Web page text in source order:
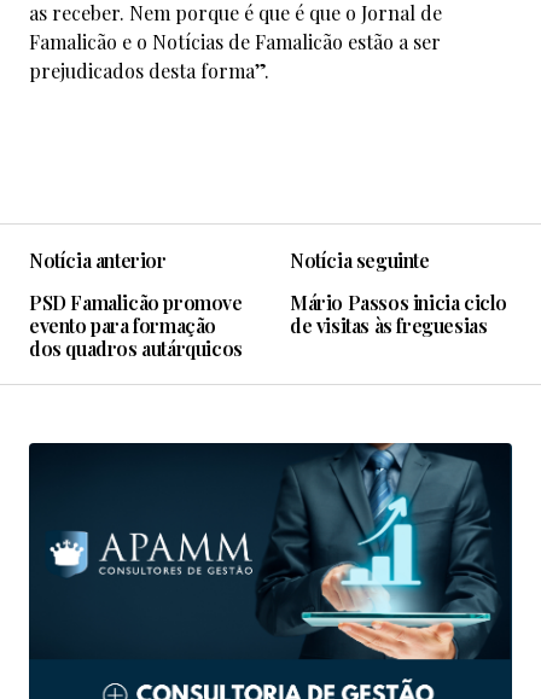
as receber. Nem porque é que é que o Jornal de
Famalicão e o Notícias de Famalicão estão a ser
prejudicados desta forma”.
Notícia anterior
PSD Famalicão promove
evento para formação
dos quadros autárquicos
Notícia seguinte
Mário Passos inicia ciclo
de visitas às freguesias